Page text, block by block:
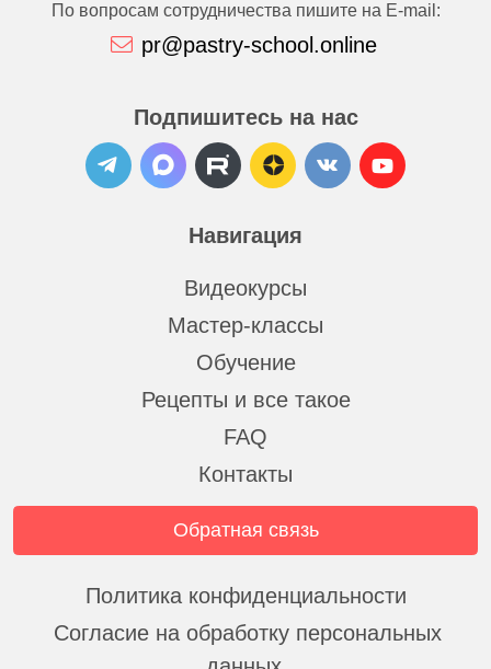
Навигация
Видеокурсы
Мастер-классы
Обучение
Рецепты и все такое
FAQ
Контакты
По вопросам сотрудничества пишите на E-mail:
pr@pastry-school.online
Подпишитесь на нас
Обратная связь
Политика конфиденциальности
Согласие на обработку персональных